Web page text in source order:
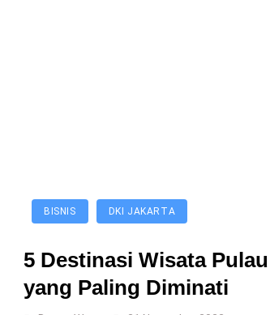
BISNIS DKI JAKARTA
5 Destinasi Wisata
yang Paling Diminati